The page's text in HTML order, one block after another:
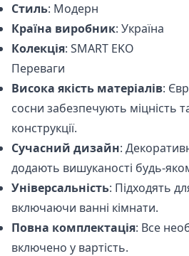
Стиль: Модерн
Країна виробник: Україна
Колекція: SMART EKO
Переваги
Висока якість матеріалів:
сосни забезпечують міцність
конструкції.
Сучасний дизайн:
додають вишуканості будь-
Універсальність: Підходять
включаючи ванні кімнати.
Повна комплектація: Все
включено у вартість.